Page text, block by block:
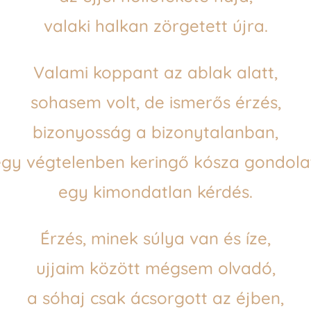
valaki halkan zörgetett újra.
Valami koppant az ablak alatt,
sohasem volt, de ismerős érzés,
bizonyosság a bizonytalanban,
végtelenben keringő kósza
egy kimondatlan kérdés.
Érzés, minek súlya van és íze,
ujjaim között mégsem olvadó,
a sóhaj csak ácsorgott az éjben,